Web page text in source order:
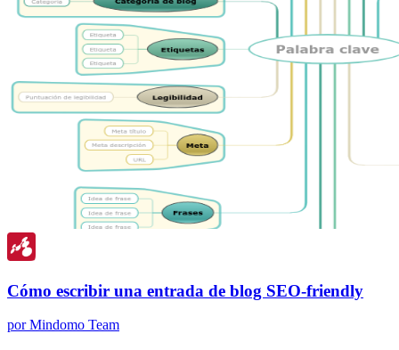
Cómo escribir una entrada de blog SEO-friendly
por Mindomo Team